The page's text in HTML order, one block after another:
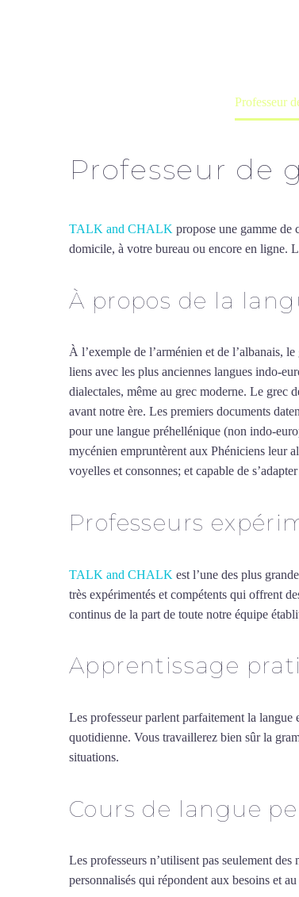
Professeur
Professeur de
TALK and CHALK propose une gamme de
domicile, à votre bureau ou encore en ligne.
À propos de la
À l’exemple de l’arménien et de l’albanais,
liens avec les plus anciennes langues indo-
dialectales, même au grec moderne. Le grec
avant notre ère. Les premiers documents
pour une langue préhellénique (non indo-
mycénien empruntèrent aux Phéniciens leur
voyelles et consonnes; et capable de
Professeurs
TALK and CHALK est l’une des plus
très expérimentés et compétents qui offrent
continus de la part de toute notre équipe
Apprentissage
Les professeur parlent parfaitement la langue
quotidienne. Vous travaillerez bien sûr la
situations.
Cours de langue
Les professeurs n’utilisent pas seulement
personnalisés qui répondent aux besoins et